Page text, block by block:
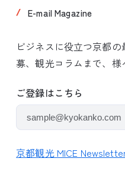
E-mail Magazine
ビジネスに役立つ京都
募、観光コラムまで、様
ご登録はこちら
京都観光 MICE